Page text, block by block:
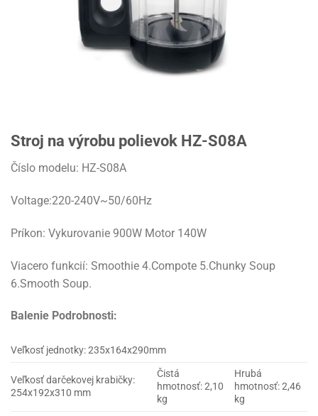
Stroj na výrobu polievok HZ-S08A
Číslo modelu: HZ-S08A
Voltage:220-240V~50/60Hz
Príkon: Vykurovanie 900W Motor 140W
Viacero funkcií: Smoothie 4.Compote 5.Chunky Soup
6.Smooth Soup.
Balenie Podrobnosti:
Veľkosť jednotky: 235x164x290mm
Veľkosť darčekovej krabičky:
254x192x310 mm
Čistá
hmotnosť: 2,10
kg
Hrubá
hmotnosť: 2,46
kg